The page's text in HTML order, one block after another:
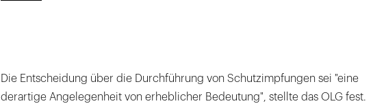
Die Entscheidung über die Durchführung von Schutzimpfungen sei "eine
derartige Angelegenheit von erheblicher Bedeutung", stellte das OLG fest.